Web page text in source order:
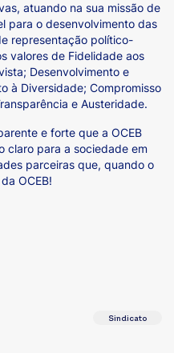
atuando na sua missão de
para o desenvolvimento das
representação político-
valores de Fidelidade aos
Desenvolvimento e
à Diversidade; Compromisso
e Austeridade.
e forte que a OCEB
claro para a sociedade em
parceiras que, quando o
OCEB!
Sindicato